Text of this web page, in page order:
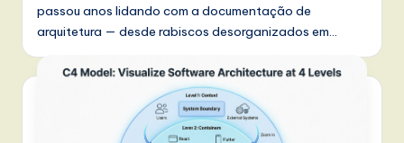
S
f
passou anos lidando com a documentação de
arquitetura — desde rabiscos desorganizados em…